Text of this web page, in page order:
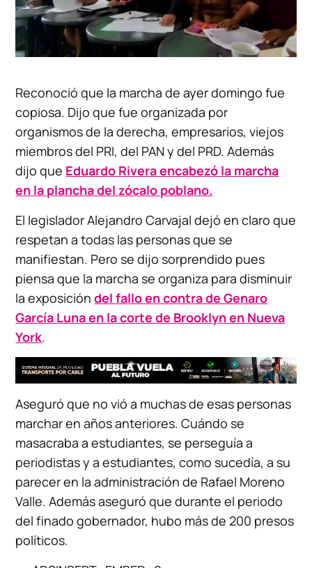
Reconoció que la marcha de ayer domingo fue
copiosa. Dijo que fue organizada por
organismos de la derecha, empresarios, viejos
miembros del PRI, del PAN y del PRD. Además
dijo que Eduardo Rivera encabezó la marcha
en la plancha del zócalo poblano.
El legislador Alejandro Carvajal dejó en claro que
respetan a todas las personas que se
manifiestan. Pero se dijo sorprendido pues
piensa que la marcha se organiza para disminuir
la exposicióndel fallo en contra de Genaro
García Luna en la corte de Brooklyn en Nueva
York.
Aseguró que no vió a muchas de esas personas
marchar en años anteriores. Cuándo se
masacraba a estudiantes, se perseguía a
periodistas y a estudiantes, como sucedía, a su
parecer en la administración de Rafael Moreno
Valle. Además aseguró que durante el periodo
del finado gobernador, hubo más de 200 presos
políticos.